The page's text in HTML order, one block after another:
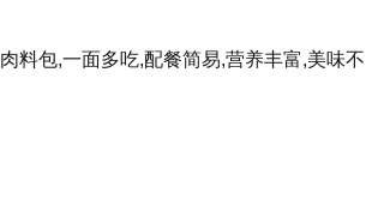
料包,一面多吃,配餐简易,营养丰富,美味不